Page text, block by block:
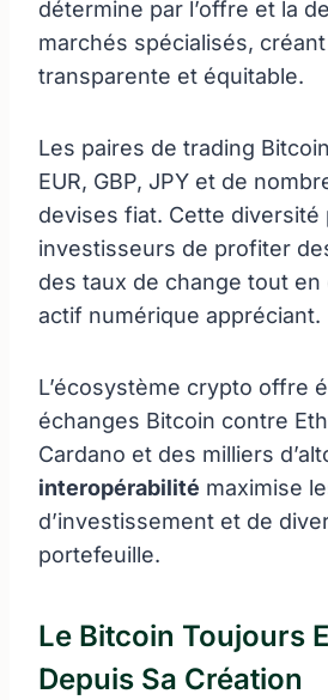
détermine par l’offre et la
marchés spécialisés,
transparente et équitable.
Les paires de trading
EUR, GBP, JPY et de
devises fiat. Cette diversité
investisseurs de profiter
des taux de change tout en
actif numérique appréciant.
L’écosystème crypto offre
échanges Bitcoin contre
Cardano et des milliers
interopérabilité maximise
d’investissement et de
portefeuille.
Le Bitcoin Toujours
Depuis Sa Création